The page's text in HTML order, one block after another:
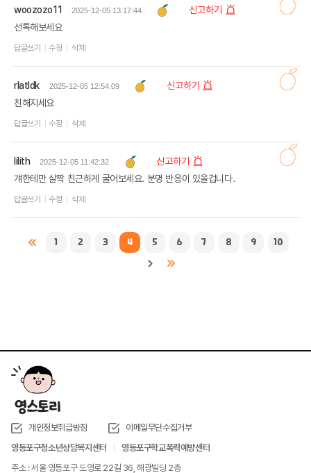
woozozo11 2025-12-05 13:17:44
신고하기
선톡해보세요
답글쓰기 수정 삭제
rlatldk 2025-12-05 12:54:09
신고하기
친해지세요
답글쓰기 수정 삭제
lilith 2025-12-05 11:42:32
신고하기
걔한테만 살짝 친근하게 굴어보세요. 분명 반응이 있을겁니다.
답글쓰기 수정 삭제
1 2 3 4 5 6 7 8 9 10
개인정보취급방침
이메일무단수집거부
영등포구청소년상담복지센터
영등포구학교폭력예방센터
주소 : 서울 영등포구 도영로 22길 36, 해광빌딩 2층